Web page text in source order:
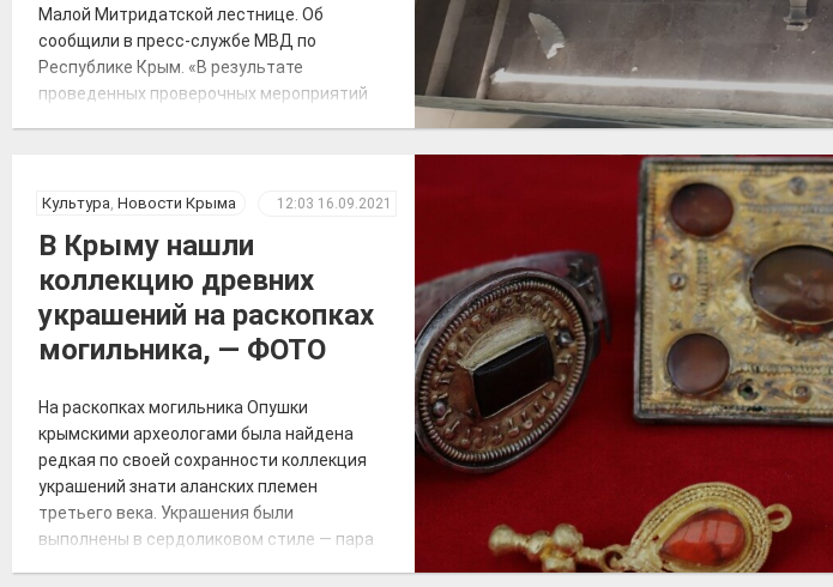
Малой Митридатской лестнице. Об
сообщили в пресс-службе МВД по
Республике Крым. «В результате
проведенных проверочных мероприятий
рождения, который сознался в
Митридатской лестнице», – сообщили в
МВД. Задержанный рассказал, что […]
Культура, Новости Крыма 12:03 16.09.2021
В Крыму нашли
коллекцию древних
украшений на раскопках
могильника, — ФОТО
На раскопках могильника Опушки
крымскими археологами была найдена
редкая по своей сохранности коллекция
украшений знати аланских племен
третьего века. Украшения были
выполнены в сердоликовом стиле — пара